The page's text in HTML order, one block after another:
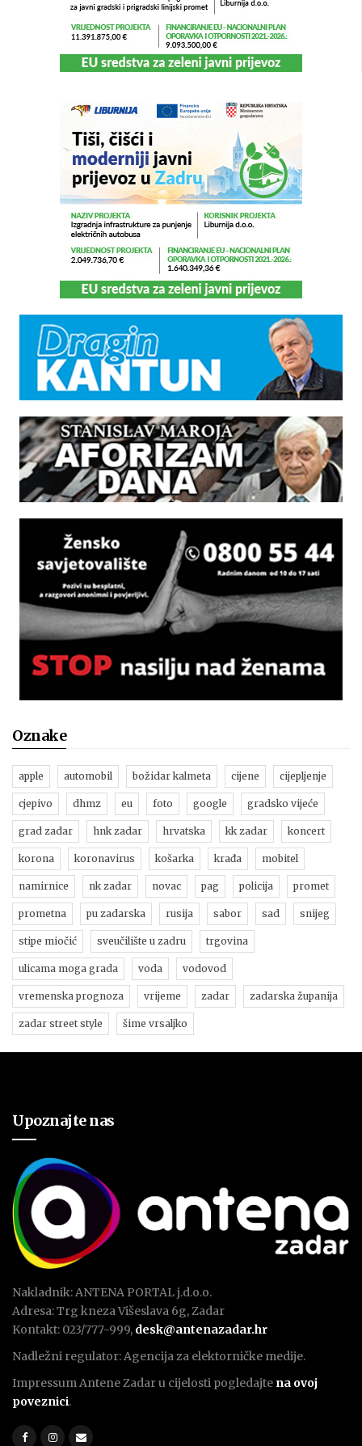
Oznake
apple automobil božidar kalmeta cijene cijepljenje
cjepivo dhmz eu foto google gradsko vijeće
grad zadar hnk zadar hrvatska kk zadar koncert
korona koronavirus košarka krađa mobitel
namirnice nk zadar novac pag policija promet
prometna pu zadarska rusija sabor sad snijeg
stipe miočić sveučilište u zadru trgovina
ulicama moga grada voda vodovod
vremenska prognoza vrijeme zadar zadarska županija
zadar street style šime vrsaljko
Upoznajte nas
Nakladnik: ANTENA PORTAL j.d.o.o.
Adresa: Trg kneza Višeslava 6g, Zadar
Kontakt: 023/777-999, desk@antenazadar.hr
Nadležni regulator: Agencija za elektorničke medije.
Impressum Antene Zadar u cijelosti pogledajte na ovoj
poveznici.